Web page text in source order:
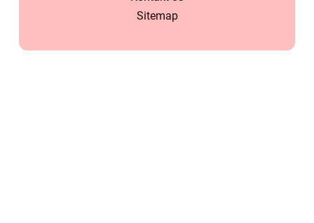
Sitemap